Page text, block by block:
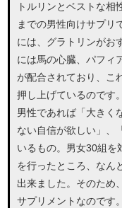
トルリンとベストな相
までの男性向けサプリ
には、グラトリンがお
には馬の心臓、パフィ
が配合されており、こ
押し上げているのです。
男性であれば「大きく
ない自信が欲しい」、
いるもの。男女30組を
を行ったところ、なん
出来ました。そのため
サプリメントなのです